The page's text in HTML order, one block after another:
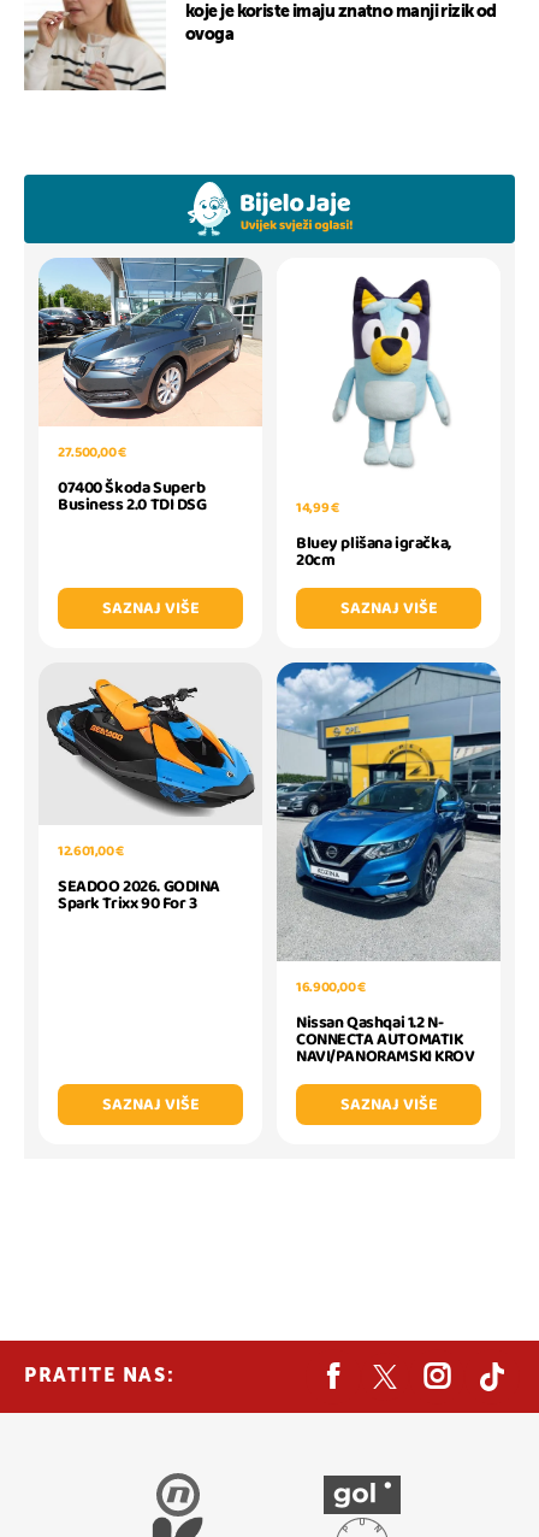
koje je koriste imaju znatno manji rizik od
ovoga
27.500,00 €
07400 Škoda Superb
Business 2.0 TDI DSG
SAZNAJ VIŠE
14,99 €
Bluey plišana igračka,
20cm
SAZNAJ VIŠE
12.601,00 €
SEADOO 2026. GODINA
Spark Trixx 90 For 3
SAZNAJ VIŠE
16.900,00 €
Nissan Qashqai 1.2 N-
CONNECTA AUTOMATIK
NAVI/PANORAMSKI KROV
SAZNAJ VIŠE
PRATITE NAS: